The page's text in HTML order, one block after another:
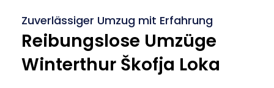
Zuverlässiger Umzug mit Erfahrung
Reibungslose Umzüge
Winterthur Škofja Loka